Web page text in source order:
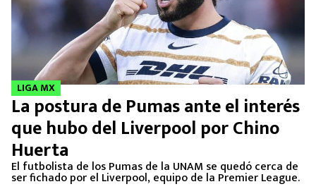
LIGA MX
La postura de Pumas ante el interés
que hubo del Liverpool por Chino
Huerta
El futbolista de los Pumas de la UNAM se quedó cerca de
ser fichado por el Liverpool, equipo de la Premier League.